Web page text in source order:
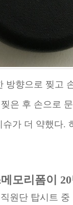
방향으로 찢고
은 후 손으로
가 더 약했다.
모리폼이
원단 탑시트